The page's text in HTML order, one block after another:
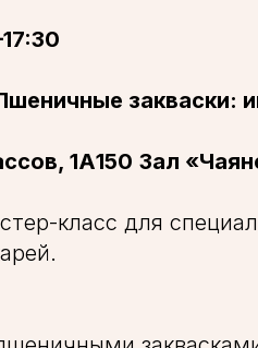
закваски:
1А150 Зал
класс для